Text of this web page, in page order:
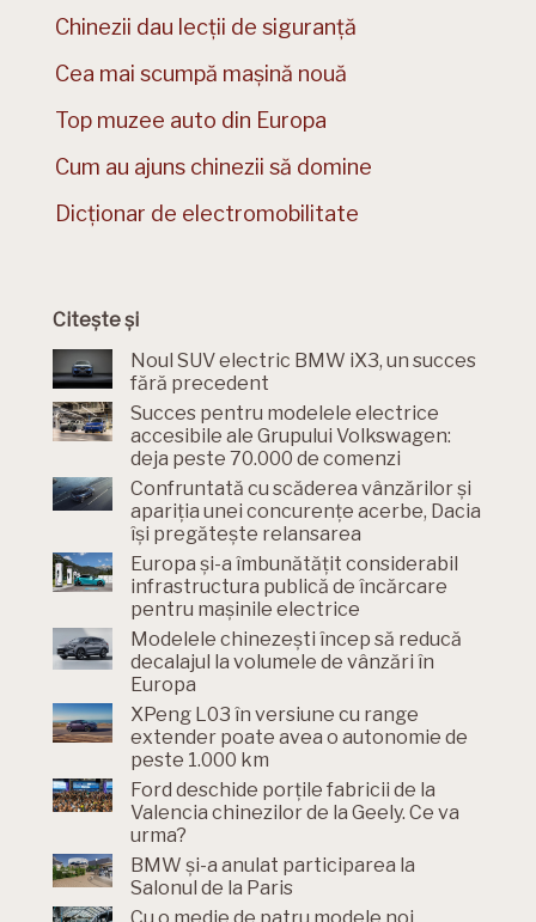
Chinezii dau lecții de siguranță
Cea mai scumpă mașină nouă
Top muzee auto din Europa
Cum au ajuns chinezii să domine
Dicționar de electromobilitate
Citește și
Noul SUV electric BMW iX3, un succes
fără precedent
Succes pentru modelele electrice
accesibile ale Grupului Volkswagen:
deja peste 70.000 de comenzi
Confruntată cu scăderea vânzărilor și
apariția unei concurențe acerbe, Dacia
își pregătește relansarea
Europa și-a îmbunătățit considerabil
infrastructura publică de încărcare
pentru mașinile electrice
Modelele chinezești încep să reducă
decalajul la volumele de vânzări în
Europa
XPeng L03 în versiune cu range
extender poate avea o autonomie de
peste 1.000 km
Ford deschide porțile fabricii de la
Valencia chinezilor de la Geely. Ce va
urma?
BMW și-a anulat participarea la
Salonul de la Paris